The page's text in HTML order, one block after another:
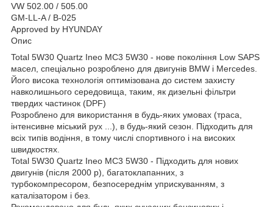
VW 502.00 / 505.00
GM-LL-A / B-025
Approved by HYUNDAY
Опис
Total 5W30 Quartz Ineo MC3 5W30 - нове покоління Low SAPS
масел, спеціально розроблено для двигунів BMW і Mercedes.
Його висока технологія оптимізована до систем захисту
навколишнього середовища, таким, як дизельні фільтри
твердих частинок (DPF)
Розроблено для використання в будь-яких умовах (траса,
інтенсивне міський рух ...), в будь-який сезон. Підходить для
всіх типів водіння, в тому числі спортивного і на високих
швидкостях.
Total 5W30 Quartz Ineo MC3 5W30 - Підходить для нових
двигунів (після 2000 р), багатоклапанних, з
турбокомпресором, безпосереднім уприскуванням, з
каталізатором і без.